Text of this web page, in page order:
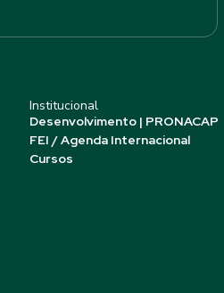
Institucional
Desenvolvimento | PRONACAP
FEI / Agenda Internacional
Cursos